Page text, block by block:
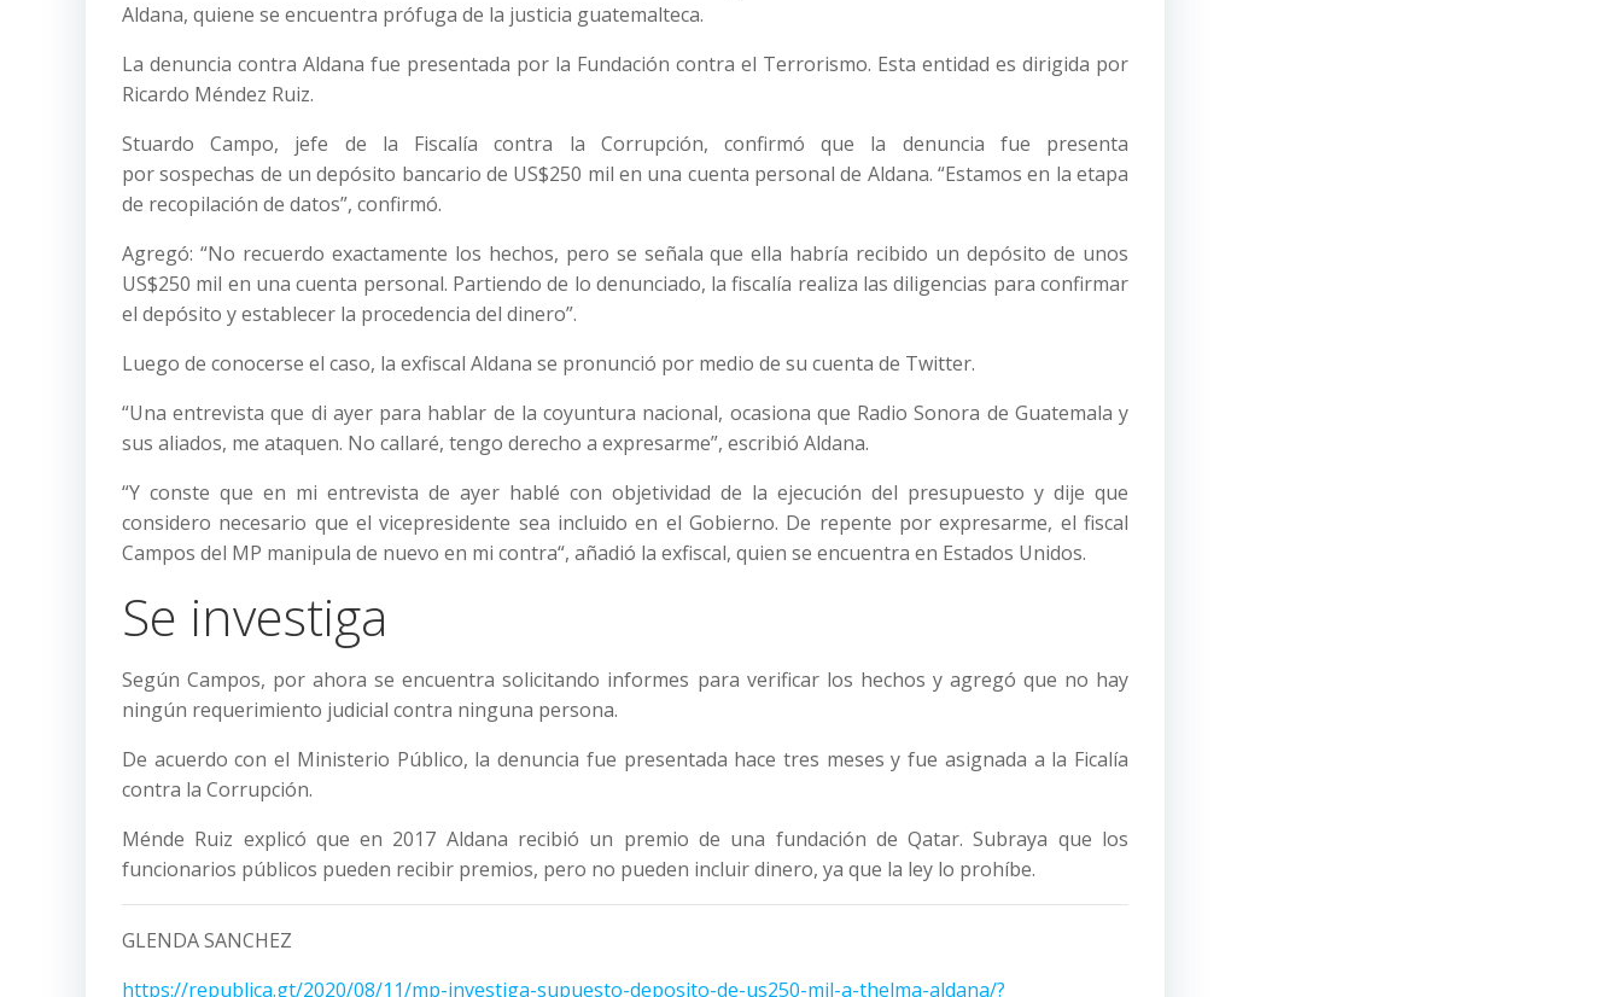
Aldana, quiene se encuentra prófuga de la justicia guatemalteca.
La denuncia contra Aldana fue presentada por la Fundación contra el Terrorismo. Esta entidad es dirigida por
Ricardo Méndez Ruiz.
Stuardo Campo, jefe de la Fiscalía contra la Corrupción, confirmó que la denuncia fue presenta
por sospechas de un depósito bancario de US$250 mil en una cuenta personal de Aldana. “Estamos en la etapa
de recopilación de datos”, confirmó.
Agregó: “No recuerdo exactamente los hechos, pero se señala que ella habría recibido un depósito de unos
US$250 mil en una cuenta personal. Partiendo de lo denunciado, la fiscalía realiza las diligencias para confirmar
el depósito y establecer la procedencia del dinero”.
Luego de conocerse el caso, la exfiscal Aldana se pronunció por medio de su cuenta de Twitter.
“Una entrevista que di ayer para hablar de la coyuntura nacional, ocasiona que Radio Sonora de Guatemala y
sus aliados, me ataquen. No callaré, tengo derecho a expresarme”, escribió Aldana.
“Y conste que en mi entrevista de ayer hablé con objetividad de la ejecución del presupuesto y dije que
considero necesario que el vicepresidente sea incluido en el Gobierno. De repente por expresarme, el fiscal
Campos del MP manipula de nuevo en mi contra“, añadió la exfiscal, quien se encuentra en Estados Unidos.
Se investiga
Según Campos, por ahora se encuentra solicitando informes para verificar los hechos y agregó que no hay
ningún requerimiento judicial contra ninguna persona.
De acuerdo con el Ministerio Público, la denuncia fue presentada hace tres meses y fue asignada a la Ficalía
contra la Corrupción.
Ménde Ruiz explicó que en 2017 Aldana recibió un premio de una fundación de Qatar. Subraya que los
funcionarios públicos pueden recibir premios, pero no pueden incluir dinero, ya que la ley lo prohíbe.
GLENDA SANCHEZ
https://republica.gt/2020/08/11/mp-investiga-supuesto-deposito-de-us250-mil-a-thelma-aldana/?